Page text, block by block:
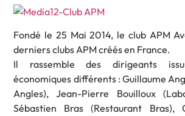
Fondé le 25 Mai 2014, le club APM
derniers clubs APM créés en France.
Il rassemble des dirigeants
économiques différents : Guillaume
Angles), Jean-Pierre Bouilloux
Sébastien Bras (Restaurant Bras),